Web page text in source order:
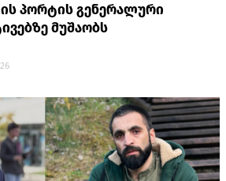
პორტის გენერალური
მუშაობს